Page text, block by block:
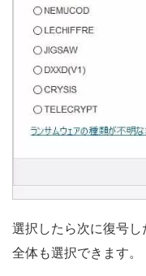
選択したら次に復号
全体も選択できます。